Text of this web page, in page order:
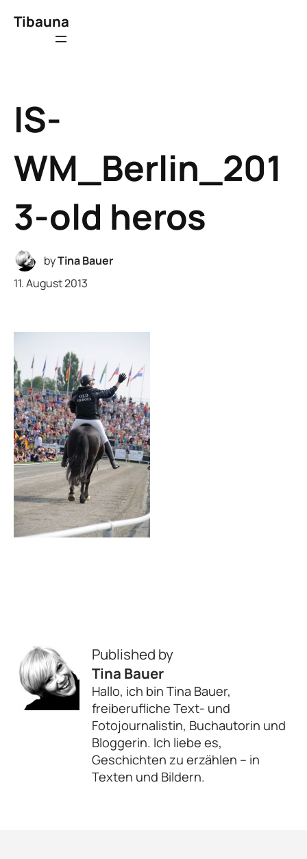
Tibauna
IS-
WM_Berlin_201
3-old heros
byTina Bauer
11. August 2013
Published by
Tina Bauer
Hallo, ich bin Tina Bauer,
freiberufliche Text- und
Fotojournalistin, Buchautorin und
Bloggerin. Ich liebe es,
Geschichten zu erzählen – in
Texten und Bildern.